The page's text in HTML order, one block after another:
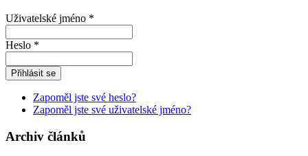
Uživatelské jméno *
Heslo *
Zapoměl jste své heslo?
Zapoměl jste své uživatelské jméno?
Archiv článků